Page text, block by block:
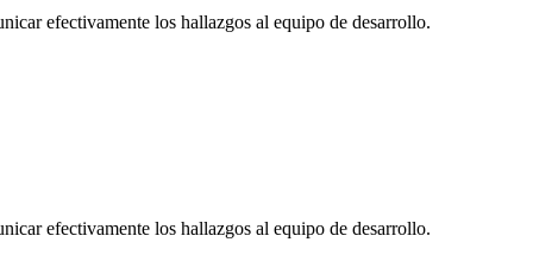
efectivamente los hallazgos al equipo de desarrollo.
efectivamente los hallazgos al equipo de desarrollo.